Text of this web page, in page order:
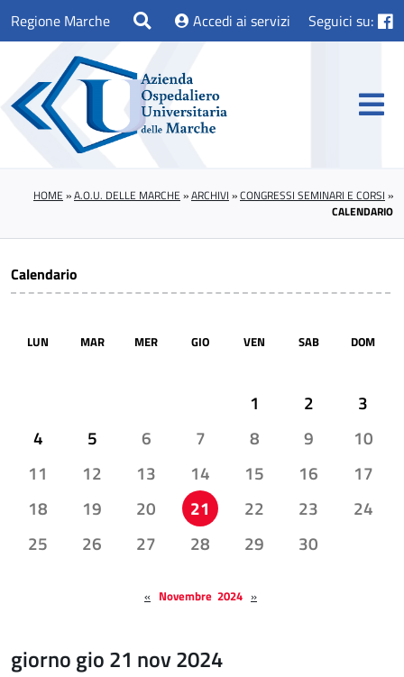
Regione Marche Accedi ai servizi Seguici su:
HOME »A.O.U. DELLE MARCHE »ARCHIVI »CONGRESSI SEMINARI E CORSI »
CALENDARIO
Calendario
LUN MAR MER GIO VEN SAB DOM
1 2
3
4
5 6 7 8 9
10
11
12 13 14 15 16
17
18
19 20 21 22 23
24
25
26 27 28 29 30
« Novembre 2024 »
giorno gio 21 nov 2024